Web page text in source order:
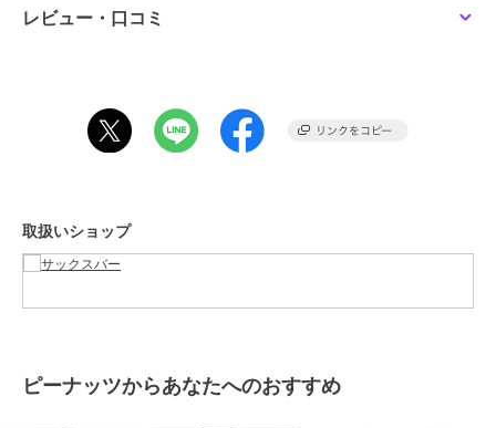
ブランド
性別タイプ
レディース
バッグ
／トートバッグ
メンズ
サイズ
レビュー・口コミ
取扱いショップ
ピーナッツからあなたへのおすすめ